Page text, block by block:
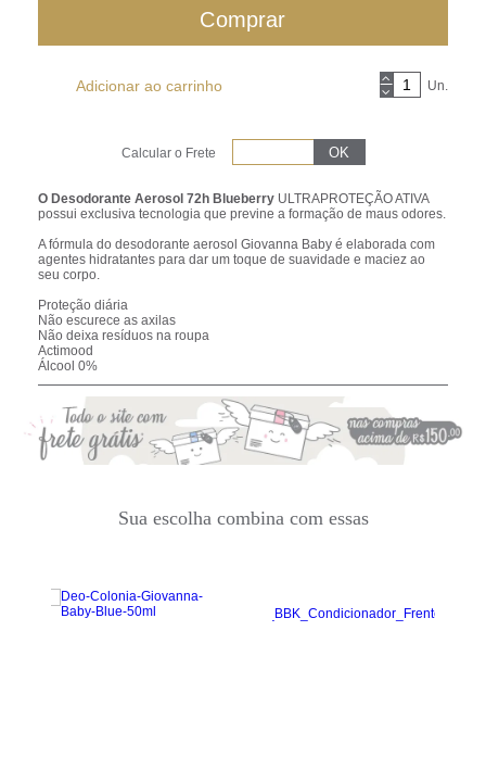
Comprar
Un.
Adicionar ao carrinho
Calcular o Frete
O Desodorante Aerosol 72h Blueberry ULTRAPROTEÇÃO ATIVA
possui exclusiva tecnologia que previne a formação de maus odores.
A fórmula do desodorante aerosol Giovanna Baby é elaborada com
agentes hidratantes para dar um toque de suavidade e maciez ao
seu corpo.
Proteção diária
Não escurece as axilas
Não deixa resíduos na roupa
Actimood
Álcool 0%
Sua escolha combina com essas